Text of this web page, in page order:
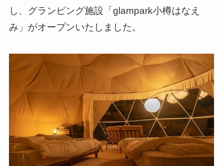
し、グランピング施設「glampark小樽はなえ
み」がオープンいたしました。